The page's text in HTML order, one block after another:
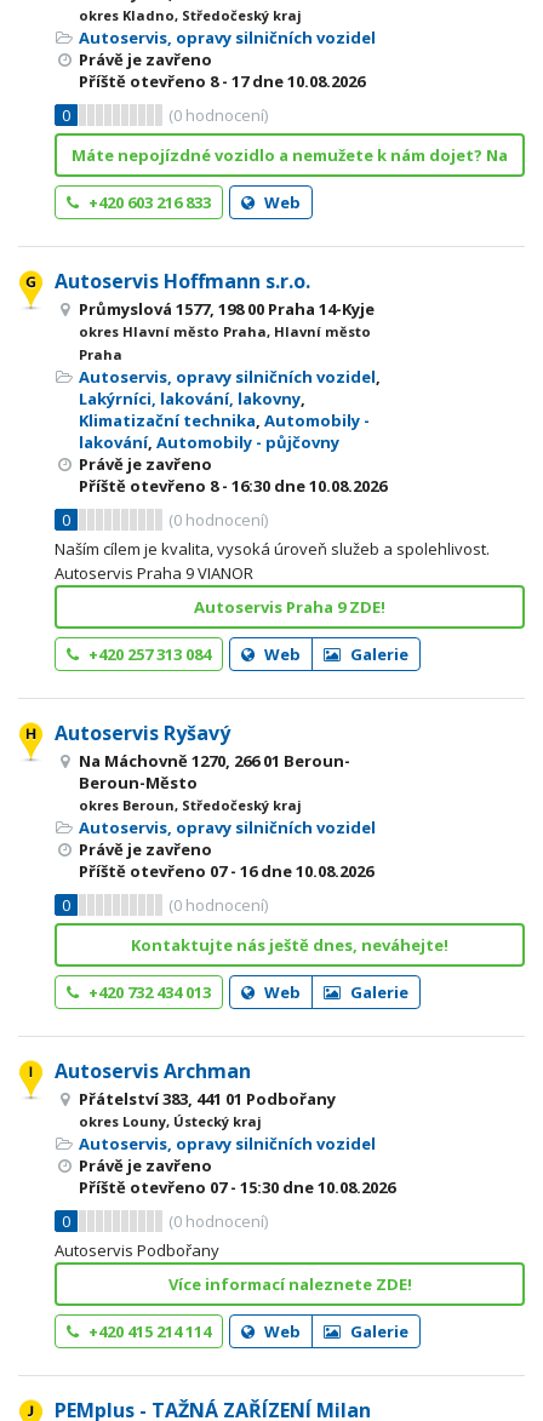
okres Kladno, Středočeský kraj
Autoservis, opravy silničních vozidel
Právě je zavřeno
Příště otevřeno 8 - 17dne 10.08.2026
0
(0 hodnocení)
Máte nepojízdné vozidlo a nemužete k nám dojet? Na
+420 603 216 833 Web
Autoservis Hoffmann s.r.o.
Průmyslová 1577, 198 00 Praha 14-Kyje
okres Hlavní město Praha, Hlavní město
Praha
Autoservis, opravy silničních vozidel,
Lakýrníci, lakování, lakovny,
Klimatizační technika, Automobily -
lakování, Automobily - půjčovny
Právě je zavřeno
Příště otevřeno 8 - 16:30 dne 10.08.2026
0
(0 hodnocení)
Naším cílem je kvalita, vysoká úroveň služeb a spolehlivost.
Autoservis Praha 9 VIANOR
Autoservis Praha 9 ZDE!
+420 257 313 084 Web Galerie
Autoservis Ryšavý
Na Máchovně 1270, 266 01 Beroun-
Beroun-Město
okres Beroun, Středočeský kraj
Autoservis, opravy silničních vozidel
Právě je zavřeno
Příště otevřeno 07 - 16dne 10.08.2026
0
(0 hodnocení)
Kontaktujte nás ještě dnes, neváhejte!
+420 732 434 013 Web Galerie
Autoservis Archman
Přátelství 383, 441 01 Podbořany
okres Louny, Ústecký kraj
Autoservis, opravy silničních vozidel
Právě je zavřeno
Příště otevřeno 07 - 15:30 dne 10.08.2026
0
(0 hodnocení)
Autoservis Podbořany
Více informací naleznete ZDE!
+420 415 214 114 Web Galerie
PEMplus - TAŽNÁ ZAŘÍZENÍ Milan